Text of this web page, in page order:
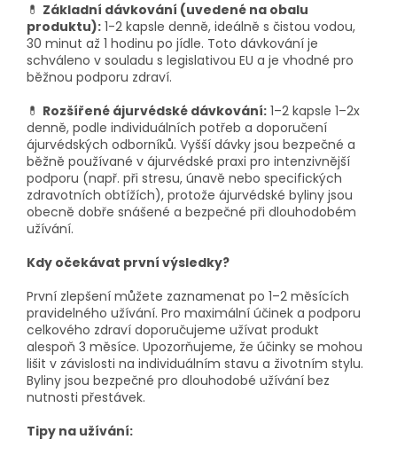
💊 Základní dávkování (uvedené na obalu
produktu): 1-2 kapsle denně, ideálně s čistou vodou,
30 minut až 1 hodinu po jídle. Toto dávkování je
schváleno v souladu s legislativou EU a je vhodné pro
běžnou podporu zdraví.
💊 Rozšířené ájurvédské dávkování: 1–2 kapsle 1–2x
denně, podle individuálních potřeb a doporučení
ájurvédských odborníků. Vyšší dávky jsou bezpečné a
běžně používané v ájurvédské praxi pro intenzivnější
podporu (např. při stresu, únavě nebo specifických
zdravotních obtížích), protože ájurvédské byliny jsou
obecně dobře snášené a bezpečné při dlouhodobém
užívání.
Kdy očekávat první výsledky?
První zlepšení můžete zaznamenat po 1–2 měsících
pravidelného užívání. Pro maximální účinek a podporu
celkového zdraví doporučujeme užívat produkt
alespoň 3 měsíce. Upozorňujeme, že účinky se mohou
lišit v závislosti na individuálním stavu a životním stylu.
Byliny jsou bezpečné pro dlouhodobé užívání bez
nutnosti přestávek.
Tipy na užívání: